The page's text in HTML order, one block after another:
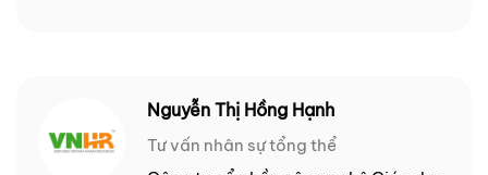
Nguyễn Thị Hồng Hạnh
Tư vấn nhân sự tổng thể